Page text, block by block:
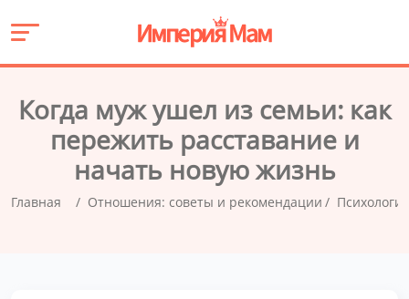
Когда муж ушел из семьи: как
пережить расставание и
начать новую жизнь
Главная Отношения: советы и рекомендации